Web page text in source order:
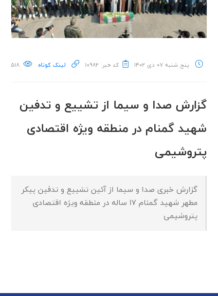
پنج شنبه ۰۷ دی ۱۴۰۲ کد خبر: ۱۰۹۸۲ لینک کوتاه ۵۱۸
گزارش صدا و سیما از تشییع و تدفین
شهید گمنام در منطقه ویژه اقتصادی
پتروشیمی
گزارش خبری صدا و سیما از آئین تشییع و تدفین پیکر
مطهر شهید گمنام ۱۷ ساله در منطقه ویژه اقتصادی
پتروشیمی